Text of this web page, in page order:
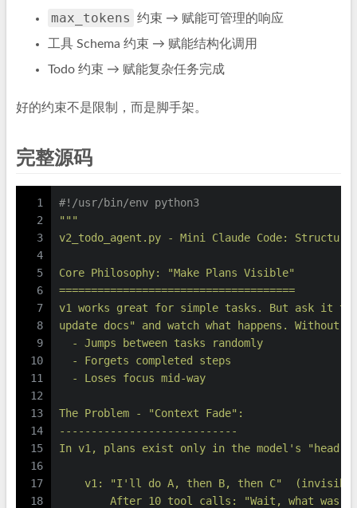
max_tokens
约束 → 赋能可管理的响应
工具 Schema 约束 → 赋能结构化调用
Todo 约束 → 赋能复杂任务完成
好的约束不是限制，而是脚手架。
完整源码
1
2
3
4
5
6
7
8
9
10
11
12
13
14
15
16
17
18
#!/usr/bin/env python3
"""
v2_todo_agent.py - Mini Claude Code:
Core Philosophy: "Make Plans Visible"
=====================================
v1 works great for simple tasks. But ask it
update docs" and watch what happens.
  - Jumps between tasks randomly
  - Forgets completed steps
  - Loses focus mid-way
The Problem - "Context Fade":
----------------------------
In v1, plans exist only in the model's "head":
v1: "I'll do A, then B, then C"
After 10 tool calls: "Wait, what was I